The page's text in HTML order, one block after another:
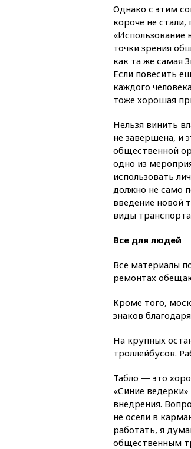
Однако с этим
короче не
«Использование
точки зрения
как та же самая
Если повесить
каждого
тоже хорошая
Нельзя винить
не завершена, и
общественной
одно из
использовать
должно не само
введение новой
виды
Все для людей
Все материалы
ремонтах
Кроме того,
знаков
На крупных
троллейбусов.
Табло — это
«Синие
внедрения.
не осели в
работать, я
общественным